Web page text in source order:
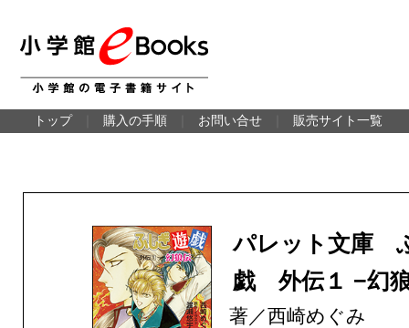
トップ 購入の手順 お問い合せ 販売サイト一覧
パレット文庫
戯 外伝１ −幻
著／西崎めぐみ